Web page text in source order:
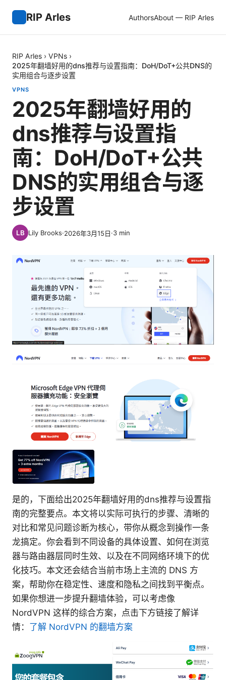
RIP Arles AuthorsAbout — RIP Arles
RIP Arles › VPNs ›
2025年翻墙好用的dns推荐与设置指南：DoH/DoT+公共DNS的
实用组合与逐步设置
VPNS
2025年翻墙好用的
dns推荐与设置指
南：DoH/DoT+公共
DNS的实用组合与逐
步设置
Lily Brooks·2026年3月15日·3 min
是的，下面给出2025年翻墙好用的dns推荐与设置指
南的完整要点。本文将以实际可执行的步骤、清晰的
对比和常见问题诊断为核心，带你从概念到操作一条
龙搞定。你会看到不同设备的具体设置、如何在浏览
器与路由器层同时生效、以及在不同网络环境下的优
化技巧。本文还会结合当前市场上主流的 DNS 方
案，帮助你在稳定性、速度和隐私之间找到平衡点。
如果你想进一步提升翻墙体验，可以考虑像
NordVPN 这样的综合方案，点击下方链接了解详
情： 了解 NordVPN 的翻墙方案